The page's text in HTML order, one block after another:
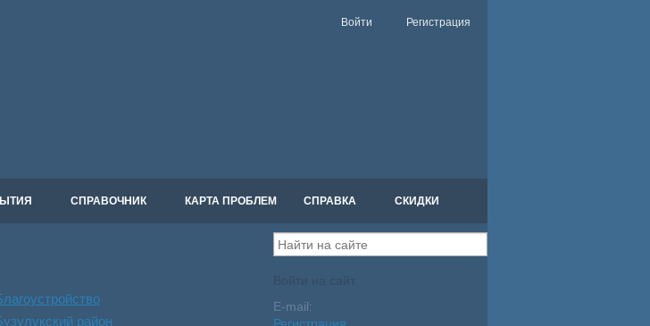
Войти Регистрация
СПРАВОЧНИК КАРТА ПРОБЛЕМ СПРАВКА СКИДКИ
район
Войти на сайт
E-mail:
Регистрация